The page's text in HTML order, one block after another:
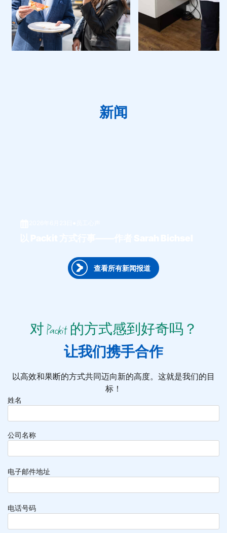
新闻
查看所有新闻报道
对 Packit 的方式感到好奇吗？
让我们携手合作
以高效和果断的方式共同迈向新的高度。这就是我们的目
标！
姓名
公司名称
电子邮件地址
电话号码